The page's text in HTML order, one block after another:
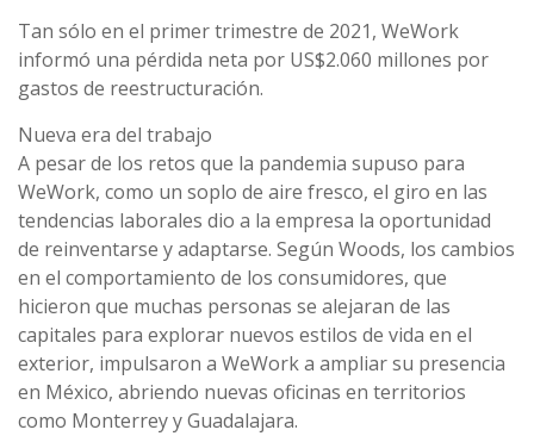
Tan sólo en el primer trimestre de 2021, WeWork
informó una pérdida neta por US$2.060 millones por
gastos de reestructuración.
Nueva era del trabajo
A pesar de los retos que la pandemia supuso para
WeWork, como un soplo de aire fresco, el giro en las
tendencias laborales dio a la empresa la oportunidad
de reinventarse y adaptarse. Según Woods, los cambios
en el comportamiento de los consumidores, que
hicieron que muchas personas se alejaran de las
capitales para explorar nuevos estilos de vida en el
exterior, impulsaron a WeWork a ampliar su presencia
en México, abriendo nuevas oficinas en territorios
como Monterrey y Guadalajara.